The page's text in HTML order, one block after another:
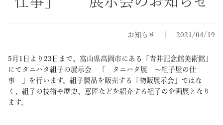
お知らせ 2021/04/19
5月1日より23日まで、富山県高岡市にある「青井記念館美術館」
にてタニハタ組子の展示会 「 タニハタ展 ～組子屋の仕
事 」を行います。組子製品を販売する「物販展示会」ではな
く、組子の技術や歴史、意匠などを紹介する組子の企画展となり
ます。